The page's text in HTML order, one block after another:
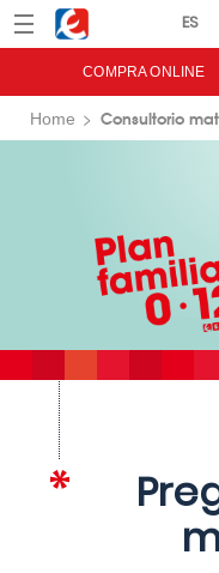
Menú Eroski
COMPRA ONLINE
Home Consultorio